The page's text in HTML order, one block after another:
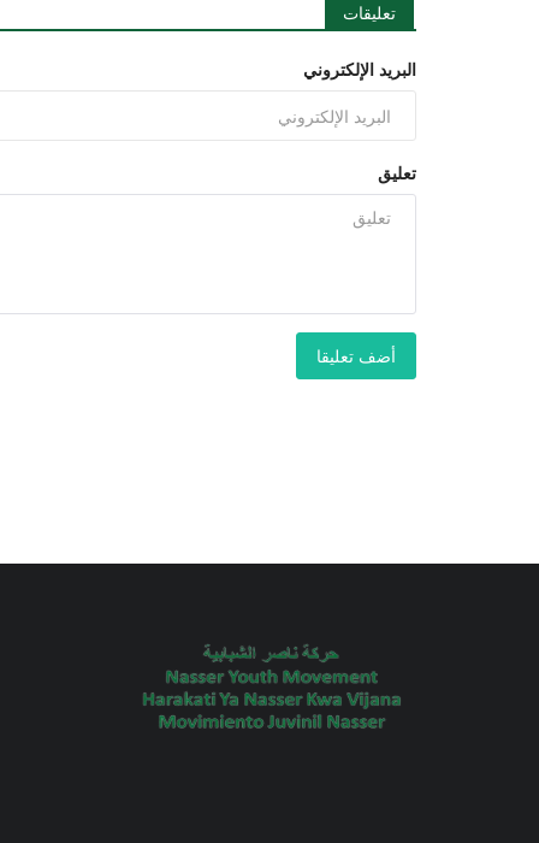
تعليقات
البريد الإلكتروني
تعليق
أضف تعليقا